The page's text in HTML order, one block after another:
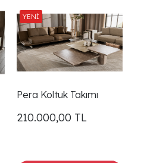
Pera Koltuk Takımı
210.000,00 TL